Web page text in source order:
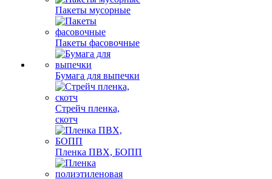
Пакеты мусорные
Пакеты фасовочные
Бумага для выпечки
Стрейч пленка,
скотч
Пленка ПВХ, БОПП